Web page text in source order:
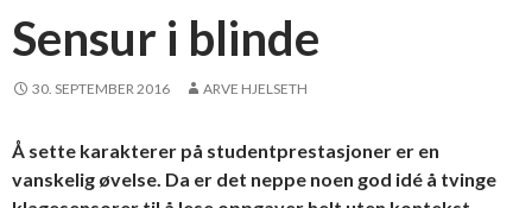
Sensur i blinde
30. SEPTEMBER 2016 ARVE HJELSETH
Å sette karakterer på studentprestasjoner er en
vanskelig øvelse. Da er det neppe noen god idé å tvinge